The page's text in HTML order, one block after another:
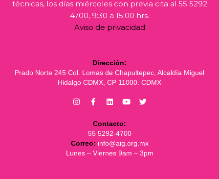
técnicas, los días miércoles con previa cita al 55 5292
4700, 9:30 a 15:00 hrs.
Aviso de privacidad
Dirección:
Prado Norte 245 Col. Lomas de Chapultepec, Alcaldía Miguel
Hidalgo CDMX, CP 11000. CDMX
Contacto:
55 5292-4700
Correo: info@aig.org.mx
Lunes – Viernes 9am – 3pm